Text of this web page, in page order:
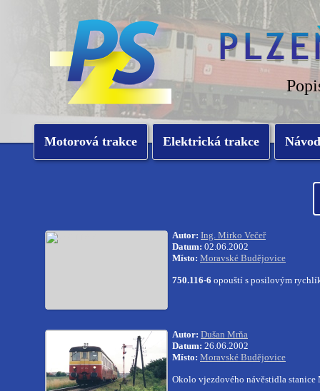
Motorová trakce Elektrická trakce
Autor: Ing. Mirko Večeř
Datum: 02.06.2002
Místo: Moravské Budějovice
750.116-6 opouští s posilovým
Autor: Dušan Mrňa
Datum: 26.06.2002
Místo: Moravské Budějovice
Okolo vjezdového návěstidla